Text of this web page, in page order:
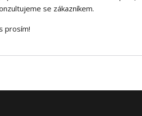
se zákazníkem.
prosím!